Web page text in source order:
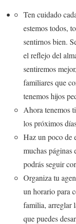
Ten cuidado
estemos todos,
sentirnos bien.
el reflejo del
sentiremos
familiares que
tenemos hijos
Ahora tenemos
los próximos
Haz un poco de
muchas páginas
podrás seguir
Organiza tu
un horario para
familia, arreglar
que puedes